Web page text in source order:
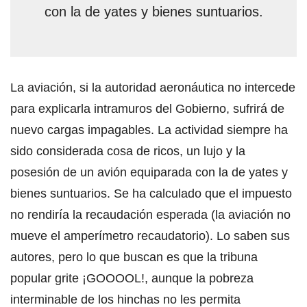
con la de yates y bienes suntuarios.
La aviación, si la autoridad aeronáutica no intercede
para explicarla intramuros del Gobierno, sufrirá de
nuevo cargas impagables. La actividad siempre ha
sido considerada cosa de ricos, un lujo y la
posesión de un avión equiparada con la de yates y
bienes suntuarios. Se ha calculado que el impuesto
no rendiría la recaudación esperada (la aviación no
mueve el amperímetro recaudatorio). Lo saben sus
autores, pero lo que buscan es que la tribuna
popular grite ¡GOOOOL!, aunque la pobreza
interminable de los hinchas no les permita